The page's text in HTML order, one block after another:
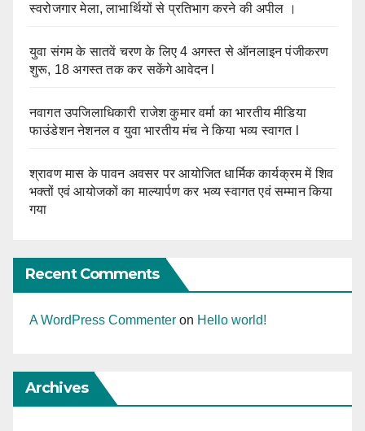
स्वरोजगार मेला, लाभार्थियों से प्रतिभाग करने की अपील ।
युवा संगम के सातवें चरण के लिए 4 अगस्त से ऑनलाइन पंजीकरण
शुरू, 18 अगस्त तक कर सकेंगे आवेदन l
नवागत उपजिलाधिकारी राजेश कुमार वर्मा का भारतीय मीडिया
फाउंडेशन नेशनल व युवा भारतीय मंच ने किया भव्य स्वागत l
श्रावण मास के पावन अवसर पर आयोजित धार्मिक कार्यक्रम में शिव
भक्तों एवं आयोजकों का माल्यार्पण कर भव्य स्वागत एवं सम्मान किया
गया
Recent Comments
A WordPress Commenter on Hello world!
Archives